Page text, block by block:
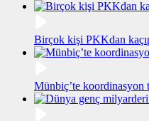
Birçok kişi PKKdan
Münbiç’te koordinasyon